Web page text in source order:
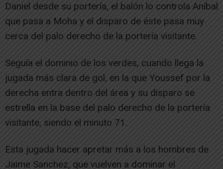
Daniel desde su portería, el balón lo controla Aníbal
que pasa a Moha y el disparo de éste pasa muy
cerca del palo derecho de la portería visitante.
Seguía el dominio de los verdes, cuando llega la
jugada más clara de gol, en la que Youssef por la
derecha entra dentro del área y su disparo se
estrella en la base del palo derecho de la portería
visitante, siendo el minuto 71.
Esta jugada hacer apretar más a los hombres de
Jaime Sanchez, que vuelven a dominar el